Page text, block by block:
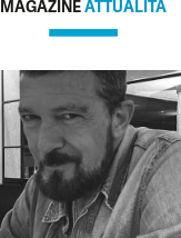
MAGAZINEATTUALITÀ